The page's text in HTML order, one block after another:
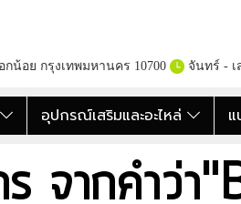
น้อย กรุงเทพมหานคร 10700 จันทร์ - เ
อุปกรณ์เสริมและอะไหล่ แ
จากคำว่